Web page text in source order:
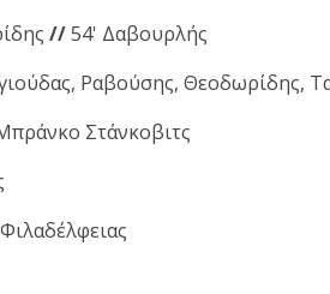
//54' Δαβουρλής
Ραβούσης, Θεοδωρίδης,
Στάνκοβιτς